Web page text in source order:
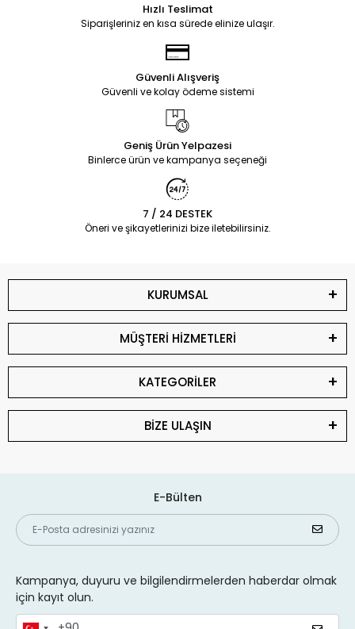
Hızlı Teslimat
Siparişleriniz en kısa sürede elinize ulaşır.
Güvenli Alışveriş
Güvenli ve kolay ödeme sistemi
Geniş Ürün Yelpazesi
Binlerce ürün ve kampanya seçeneği
7 / 24 DESTEK
Öneri ve şikayetlerinizi bize iletebilirsiniz.
KURUMSAL
MÜŞTERİ HİZMETLERİ
KATEGORİLER
BİZE ULAŞIN
E-Bülten
Kampanya, duyuru ve bilgilendirmelerden haberdar olmak
için kayıt olun.